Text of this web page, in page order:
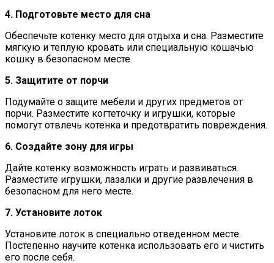
4. Подготовьте место для сна
Обеспечьте котенку место для отдыха и сна. Разместите
мягкую и теплую кровать или специальную кошачью
кошку в безопасном месте.
5. Защитите от порчи
Подумайте о защите мебели и других предметов от
порчи. Разместите когтеточку и игрушки, которые
помогут отвлечь котенка и предотвратить повреждения.
6. Создайте зону для игры
Дайте котенку возможность играть и развиваться.
Разместите игрушки, лазалки и другие развлечения в
безопасном для него месте.
7. Установите лоток
Установите лоток в специально отведенном месте.
Постепенно научите котенка использовать его и чистить
его после себя.